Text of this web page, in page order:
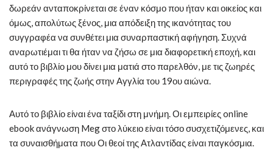
δωρεάν ανταποκρίνεται σε έναν κόσμο που ήταν και οικείος και
όμως, απολύτως ξένος, μια απόδειξη της ικανότητας του
συγγραφέα να συνθέτει μια συναρπαστική αφήγηση. Συχνά
αναρωτιέμαι τι θα ήταν να ζήσω σε μια διαφορετική εποχή, και
αυτό το βιβλίο μου δίνει μια ματιά στο παρελθόν, με τις ζωηρές
περιγραφές της ζωής στην Αγγλία του 19ου αιώνα.
Αυτό το βιβλίο είναι ένα ταξίδι στη μνήμη. Οι εμπειρίες online
ebook ανάγνωση Meg στο λύκειο είναι τόσο συσχετιζόμενες, και
τα συναισθήματα που Οι θεοί της Ατλαντίδας είναι παγκόσμια.